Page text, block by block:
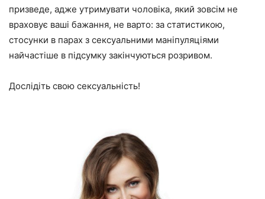
призведе, адже утримувати чоловіка, який зовсім не
враховує ваші бажання, не варто: за статистикою,
стосунки в парах з сексуальними маніпуляціями
найчастіше в підсумку закінчуються розривом.
Дослідіть свою сексуальність!